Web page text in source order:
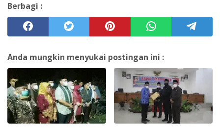
Berbagi :
Anda mungkin menyukai postingan ini :